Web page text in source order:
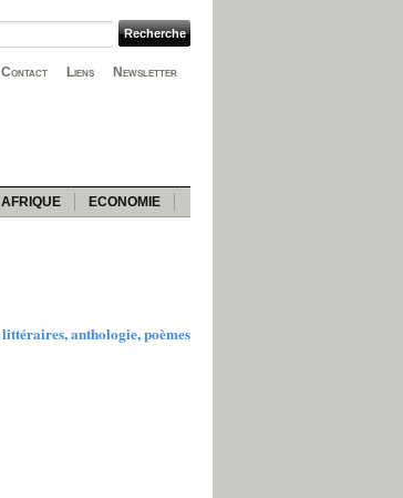
Newsletter
Liens
Contact
AFRIQUE ECONOMIE
littéraires, anthologie, poèmes